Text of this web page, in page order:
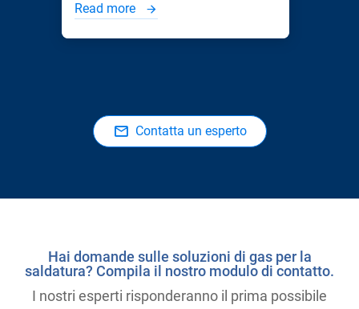
Read more
Contatta un esperto
Hai domande sulle soluzioni di gas per la
saldatura? Compila il nostro modulo di contatto.
I nostri esperti risponderanno il prima possibile